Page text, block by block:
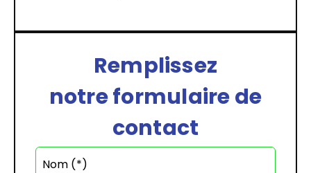
Remplissez
notre formulaire de
contact
Nom (*)